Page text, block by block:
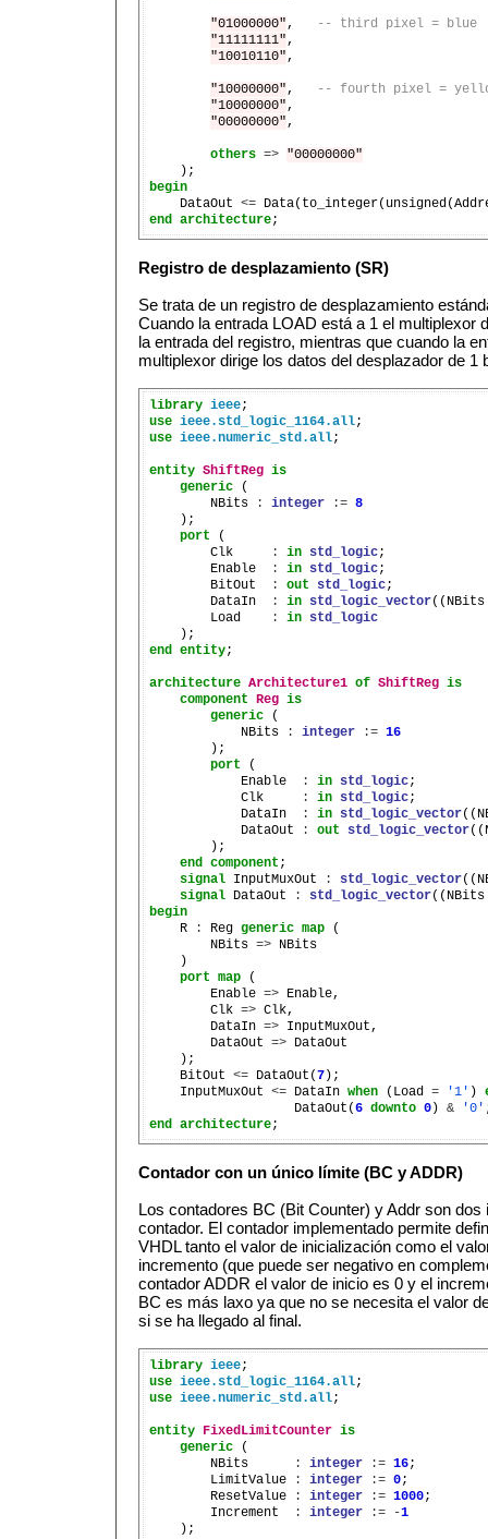
"01000000",
-- third pixel = blue
"11111111",
"10010110",
"10000000",
-- fourth pixel =
"10000000",
"00000000",
others =>
"00000000"
begin
DataOut <=
end architecture
Registro de desplazamiento (SR)
Se trata de un registro de desplazamiento
Cuando la entrada LOAD está a 1 el multiplexor
la entrada del registro, mientras que cuando la
multiplexor dirige los datos del desplazador de 1
library ieee
use ieee.std_logic_1164.all
use ieee.numeric_std.all;
entity ShiftReg is
generic (
        NBits
: integer := 8
    );
port (
        Clk
: in std_logic;
        Enable
: in std_logic;
        BitOut
: out std_logic;
        DataIn
: in std_logic_vector
        Load
: in
std_logic
end entity;
architecture Architecture1 of ShiftReg is
component Reg is
generic (
            NBits
: integer := 16
        );
port (
            Enable
: in std_logic;
            Clk
: in std_logic;
            DataIn
: in std_logic_vector
            DataOut
: out std_logic_vector
        );
end component ;
signal InputMuxOut : std_logic_vector
signal DataOut : std_logic_vector
begin
R
: Reg generic map (
        NBits
=> NBits
    )
port map (
        Enable
=> Enable,
        Clk
=> Clk,
        DataIn
=> InputMuxOut,
        DataOut
=> DataOut
    );
    BitOut
<= DataOut(7);
    InputMuxOut
<= DataIn when (Load = '1' )
                   DataOut(
6 downto 0) &
'0'
end architecture
Contador con un único límite (BC y ADDR)
Los contadores BC (Bit Counter) y Addr son
contador. El contador implementado permite
VHDL tanto el valor de inicialización como el
incremento (que puede ser negativo en
contador ADDR el valor de inicio es 0 y el
BC es más laxo ya que no se necesita el valor
si se ha llegado al final.
library ieee
use ieee.std_logic_1164.all
use ieee.numeric_std.all;
entity FixedLimitCounter is
generic (
        NBits
: integer := 16;
        LimitValue
: integer := 0;
        ResetValue
: integer := 1000;
        Increment
: integer := -1
    );